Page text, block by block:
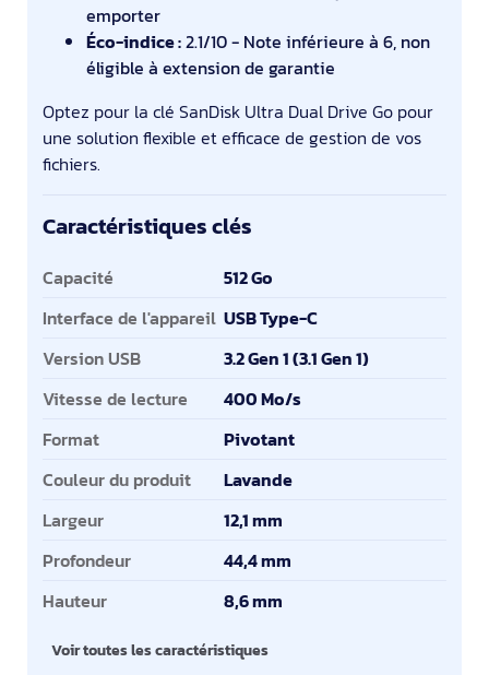
emporter
Éco-indice :2.1/10 - Note inférieure à 6, non
éligible à extension de garantie
Optez pour la clé SanDisk Ultra Dual Drive Go pour
une solution flexible et efficace de gestion de vos
fichiers.
Caractéristiques clés
Caractéristiques clés
Capacité
512 Go
Interface de l'appareil USB Type-C
Version USB
3.2 Gen 1 (3.1 Gen 1)
Vitesse de lecture
400 Mo/s
Format
Pivotant
Couleur du produit
Lavande
Largeur
12,1 mm
Profondeur
44,4 mm
Hauteur
8,6 mm
Voir toutes les caractéristiques